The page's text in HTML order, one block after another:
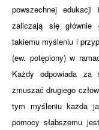
powszechnej
zaliczają się głównie
takiemu myśleniu i
(ew. potępiony) w
Każdy odpowiada
zmuszać drugiego
tym myśleniu każda
pomocy słabszemu